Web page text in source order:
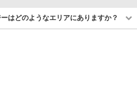
はどのようなエリアにありますか？